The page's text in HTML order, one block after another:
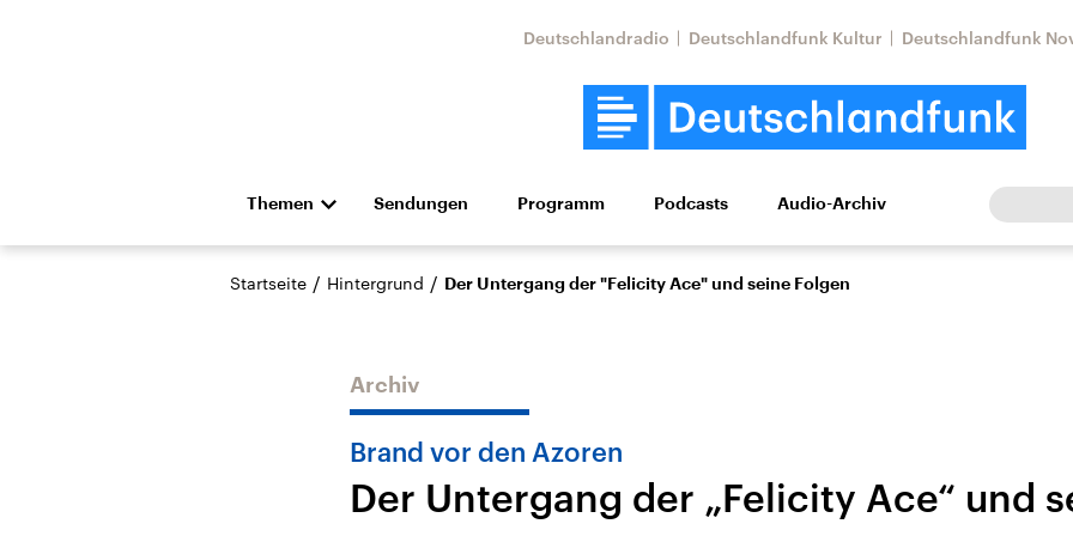
Deutschlandradio Deutschlandfunk Kultur Deutschlandfunk
Themen
Die Nachrichten Politik Wirtschaft Wissen Kultur Europa
Hörspiel und Feature Musik
Landtagswahl Sachsen-
USA
Aktuelle Beiträge,
Nahostkonflikt
Aktuelle Lage und
Iran
Sendungen Programm Podcasts Audio-Archiv
Startseite / Hintergrund / Der Untergang der "Felicity Ace" und seine Folgen
Archiv
Brand vor den Azoren
Der Untergang der „Felicity Ace“ und